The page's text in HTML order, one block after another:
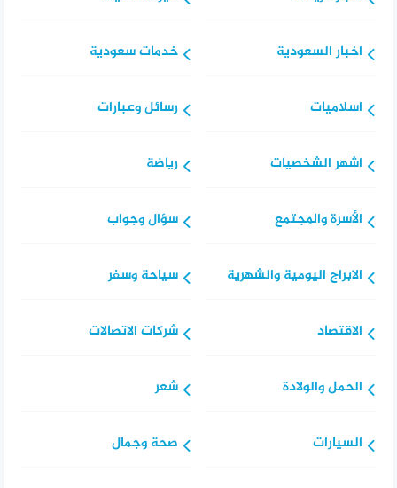
اخبار السعودية
اسلاميات
اشهر الشخصيات
الأسرة والمجتمع
الابراج اليومية والشهرية
الاقتصاد
الحمل والولادة
السيارات
خدمات سعودية
رسائل وعبارات
رياضة
سؤال وجواب
سياحة وسفر
شركات الاتصالات
شعر
صحة وجمال